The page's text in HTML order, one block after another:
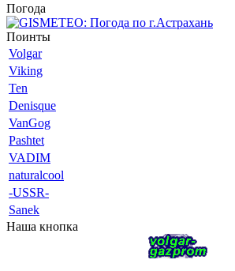
Погода
Поинты
Volgar
Viking
Ten
Denisque
VanGog
Pashtet
VADIM
naturalcool
-USSR-
Sanek
Наша кнопка